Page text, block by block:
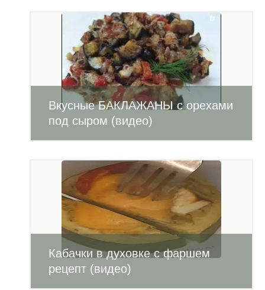
Вкусные БАКЛАЖАНЫ с орехами
под сыром (видео)
Кабачки в духовке с фаршем
рецепт (видео)